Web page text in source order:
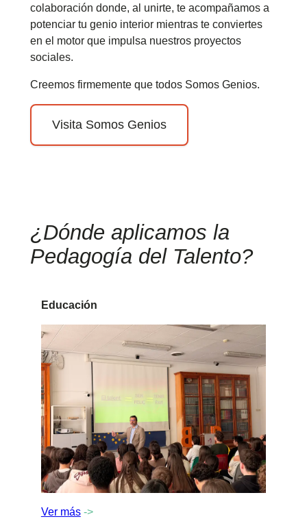
colaboración donde, al unirte, te acompañamos a
potenciar tu genio interior mientras te conviertes
en el motor que impulsa nuestros proyectos
sociales.
Creemos firmemente que todos Somos Genios.
Visita Somos Genios
¿Dónde aplicamos la
Pedagogía del Talento?
Educación
Ver más->